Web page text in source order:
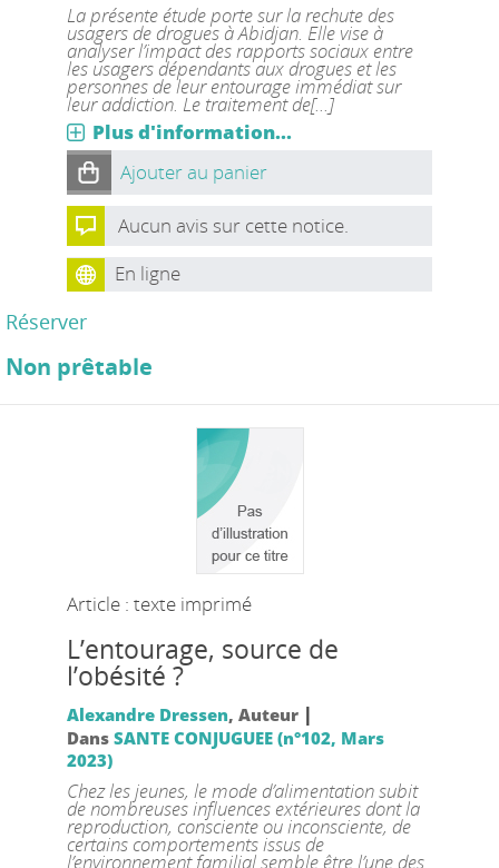
La présente étude porte sur la rechute des
usagers de drogues à Abidjan. Elle vise à
analyser l’impact des rapports sociaux entre
les usagers dépendants aux drogues et les
personnes de leur entourage immédiat sur
leur addiction. Le traitement de[...]
Plus d'information...
Ajouter au panier
Aucun avis sur cette notice.
En ligne
Réserver
Non prêtable
Article : texte imprimé
L’entourage, source de
l’obésité ?
Alexandre Dressen, Auteur |
Dans SANTE CONJUGUEE (n°102, Mars
2023)
Chez les jeunes, le mode d’alimentation subit
de nombreuses influences extérieures dont la
reproduction, consciente ou inconsciente, de
certains comportements issus de
l’environnement familial semble être l’une des